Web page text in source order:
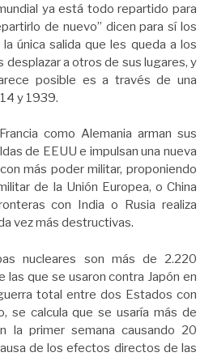
ya está todo repartido para
de nuevo” dicen para sí los
única salida que les queda a los
desplazar a otros de sus lugares, y
posible es a través de una
y 1939.
como Alemania arman sus
de EEUU e impulsan una nueva
más poder militar, proponiendo
de la Unión Europea, o China
con India o Rusia realiza
vez más destructivas.
nucleares son más de 2.220
que se usaron contra Japón en
total entre dos Estados con
se calcula que se usaría más de
la primer semana causando 20
de los efectos directos de las